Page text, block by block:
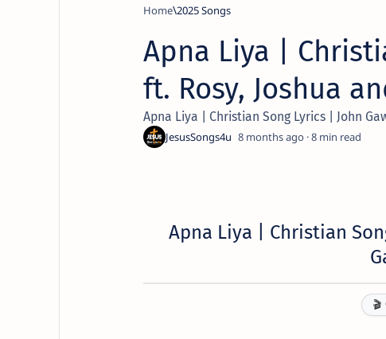
Home 2025 Songs
Apna Liya |
ft. Rosy, Joshua
Apna Liya | Christian Song Lyrics | John
8 months ago 8
Apna Liya | Christian
🎬